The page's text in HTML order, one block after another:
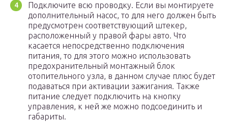
Подключите всю проводку. Если вы монтируете
дополнительный насос, то для него должен быть
предусмотрен соответствующий штекер,
расположенный у правой фары авто. Что
касается непосредственно подключения
питания, то для этого можно использовать
предохранительный монтажный блок
отопительного узла, в данном случае плюс будет
подаваться при активации зажигания. Также
питание следует подключить на кнопку
управления, к ней же можно подсоединить и
габариты.